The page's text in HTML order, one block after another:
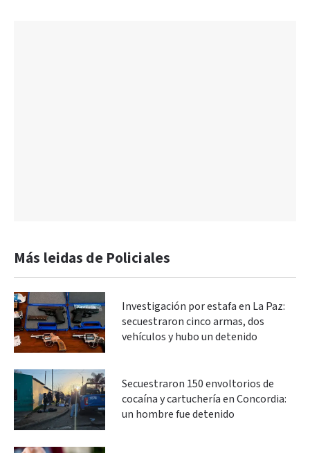
Más leidas de Policiales
Investigación por estafa en La Paz:
secuestraron cinco armas, dos
vehículos y hubo un detenido
Secuestraron 150 envoltorios de
cocaína y cartuchería en Concordia:
un hombre fue detenido